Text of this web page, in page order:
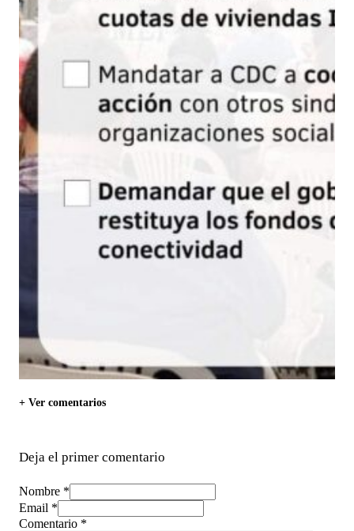
+ Ver comentarios
Deja el primer comentario
Nombre *
Email *
Comentario *